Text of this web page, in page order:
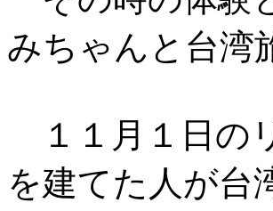
みちゃんと台湾
１１月１日の
を建てた人が台